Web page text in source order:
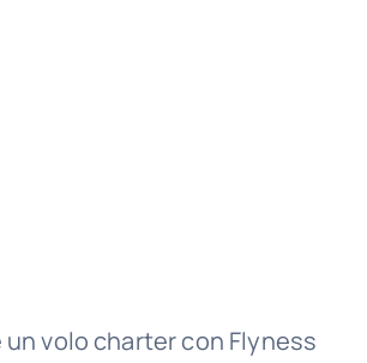
un volo charter con Flyness